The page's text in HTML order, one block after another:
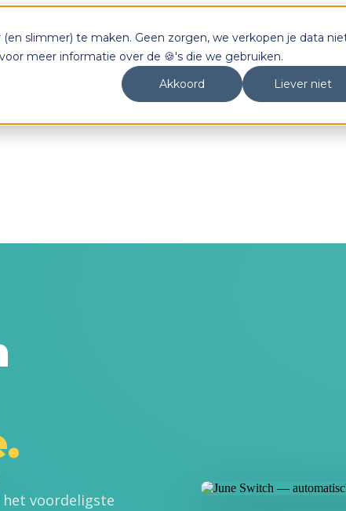
slimmer) te maken. Geen zorgen, we verkopen je data
voor meer informatie over de 🍪's die we gebruiken.
Akkoord
Liever niet
het voordeligste